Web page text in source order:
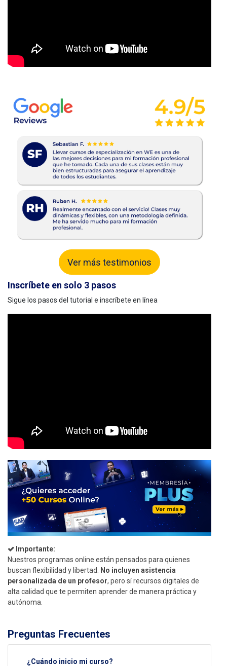
Ver más testimonios
Inscríbete en solo 3 pasos
Sigue los pasos del tutorial e inscríbete en línea
Importante:
Nuestros programas online están pensados para quienes
buscan flexibilidad y libertad.
No incluyen asistencia
personalizada de un profesor, pero sí recursos digitales de
alta calidad que te permiten aprender de manera práctica y
autónoma.
Preguntas Frecuentes
¿Cuándo inicio mi curso?